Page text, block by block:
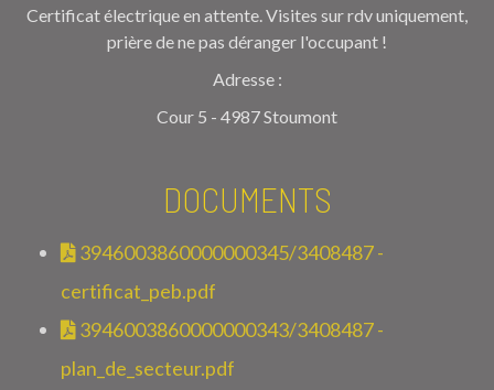
Certificat électrique en attente. Visites sur rdv uniquement,
prière de ne pas déranger l'occupant !
Adresse :
Cour 5 - 4987 Stoumont
DOCUMENTS
3946003860000000345/3408487 -
certificat_peb.pdf
3946003860000000343/3408487 -
plan_de_secteur.pdf